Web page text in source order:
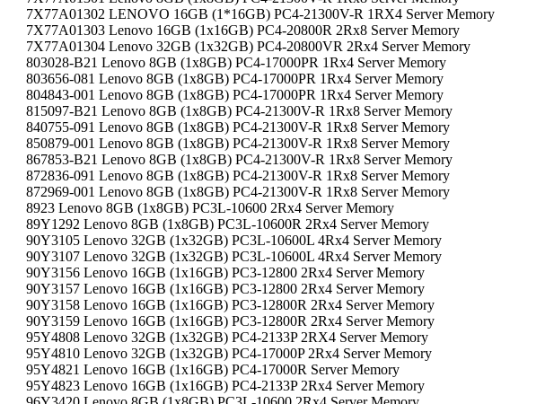
7X77A01302 LENOVO 16GB (1*16GB) PC4-21300V-R 1RX4 Server Memory
7X77A01303 Lenovo 16GB (1x16GB) PC4-20800R 2Rx8 Server Memory
7X77A01304 Lenovo 32GB (1x32GB) PC4-20800VR 2Rx4 Server Memory
803028-B21 Lenovo 8GB (1x8GB) PC4-17000PR 1Rx4 Server Memory
803656-081 Lenovo 8GB (1x8GB) PC4-17000PR 1Rx4 Server Memory
804843-001 Lenovo 8GB (1x8GB) PC4-17000PR 1Rx4 Server Memory
815097-B21 Lenovo 8GB (1x8GB) PC4-21300V-R 1Rx8 Server Memory
840755-091 Lenovo 8GB (1x8GB) PC4-21300V-R 1Rx8 Server Memory
850879-001 Lenovo 8GB (1x8GB) PC4-21300V-R 1Rx8 Server Memory
867853-B21 Lenovo 8GB (1x8GB) PC4-21300V-R 1Rx8 Server Memory
872836-091 Lenovo 8GB (1x8GB) PC4-21300V-R 1Rx8 Server Memory
872969-001 Lenovo 8GB (1x8GB) PC4-21300V-R 1Rx8 Server Memory
8923 Lenovo 8GB (1x8GB) PC3L-10600 2Rx4 Server Memory
89Y1292 Lenovo 8GB (1x8GB) PC3L-10600R 2Rx4 Server Memory
90Y3105 Lenovo 32GB (1x32GB) PC3L-10600L 4Rx4 Server Memory
90Y3107 Lenovo 32GB (1x32GB) PC3L-10600L 4Rx4 Server Memory
90Y3156 Lenovo 16GB (1x16GB) PC3-12800 2Rx4 Server Memory
90Y3157 Lenovo 16GB (1x16GB) PC3-12800 2Rx4 Server Memory
90Y3158 Lenovo 16GB (1x16GB) PC3-12800R 2Rx4 Server Memory
90Y3159 Lenovo 16GB (1x16GB) PC3-12800R 2Rx4 Server Memory
95Y4808 Lenovo 32GB (1x32GB) PC4-2133P 2RX4 Server Memory
95Y4810 Lenovo 32GB (1x32GB) PC4-17000P 2Rx4 Server Memory
95Y4821 Lenovo 16GB (1x16GB) PC4-17000R Server Memory
95Y4823 Lenovo 16GB (1x16GB) PC4-2133P 2Rx4 Server Memory